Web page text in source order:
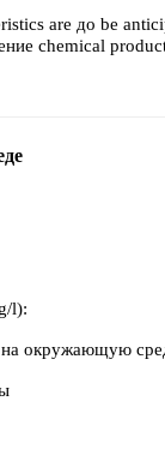
are до be
chemical
l):
на окружающую